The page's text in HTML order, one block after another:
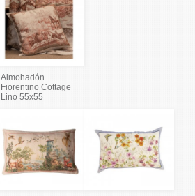
Almohadón
Fiorentino Cottage
Lino 55x55